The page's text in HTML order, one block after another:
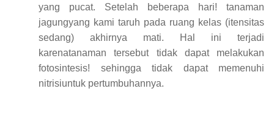
yang pucat. Setelah beberapa hari! tanaman
jagungyang kami taruh pada ruang kelas (itensitas
sedang) akhirnya mati. Hal ini terjadi
karenatanaman tersebut tidak dapat melakukan
fotosintesis! sehingga tidak dapat memenuhi
nitrisiuntuk pertumbuhannya.